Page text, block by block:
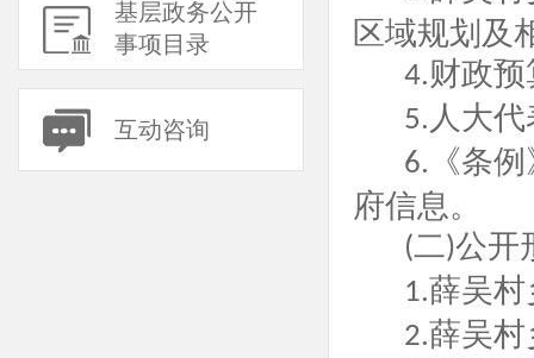
基层政务公开
事项目录
互动咨询
区域规划及
4.财政
5. 人大
6.
《条
府信息。
(二)公开
1.薛吴村
2.薛吴村